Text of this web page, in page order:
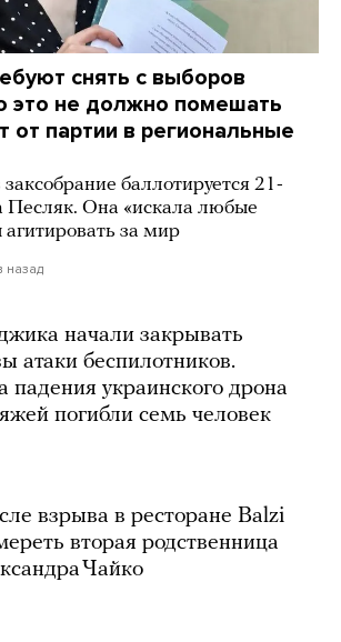
снять с выборов
это не должно помешать
от партии в региональные
баллотируется 21-
Песляк. Она «искала любые
за мир
назад
начали закрывать
атаки беспилотников.
падения украинского дрона
погибли семь человек
взрыва в ресторане Balzi
вторая родственница
Чайко